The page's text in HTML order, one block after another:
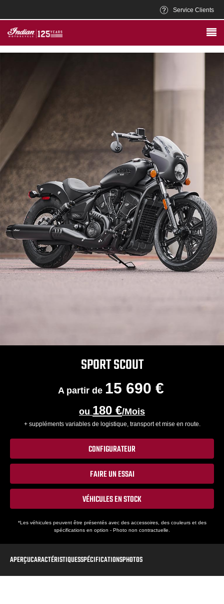
Service Clients
SPORT SCOUT
A partir de 15 690 €
ou 180 €/Mois
+ suppléments variables de logistique, transport et mise en route.
CONFIGURATEUR
FAIRE UN ESSAI
VÉHICULES EN STOCK
*Les véhicules peuvent être présentés avec des accessoires, des couleurs et des
spécifications en option - Photo non contractuelle.
APERÇUCARACTÉRISTIQUESSPÉCIFICATIONSPHOTOS